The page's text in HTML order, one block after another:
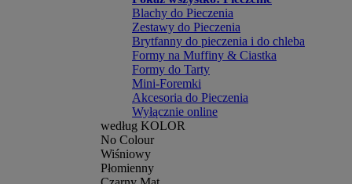
Blachy do Pieczenia
Zestawy do Pieczenia
Brytfanny do pieczenia i do chleba
Formy na Muffiny & Ciastka
Formy do Tarty
Mini-Foremki
Akcesoria do Pieczenia
Wyłącznie online
według KOLOR
No Colour
Wiśniowy
Płomienny